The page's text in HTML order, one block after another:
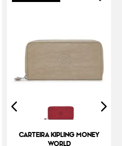
CARTEIRA KIPLING MONEY
WORLD